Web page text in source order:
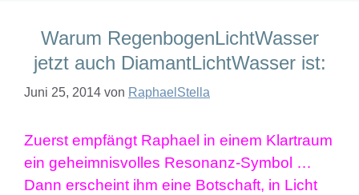
Warum RegenbogenLichtWasser
jetzt auch DiamantLichtWasser ist:
Juni 25, 2014 von RaphaelStella
Zuerst empfängt Raphael in einem Klartraum
ein geheimnisvolles Resonanz-Symbol …
Dann erscheint ihm eine Botschaft, in Licht